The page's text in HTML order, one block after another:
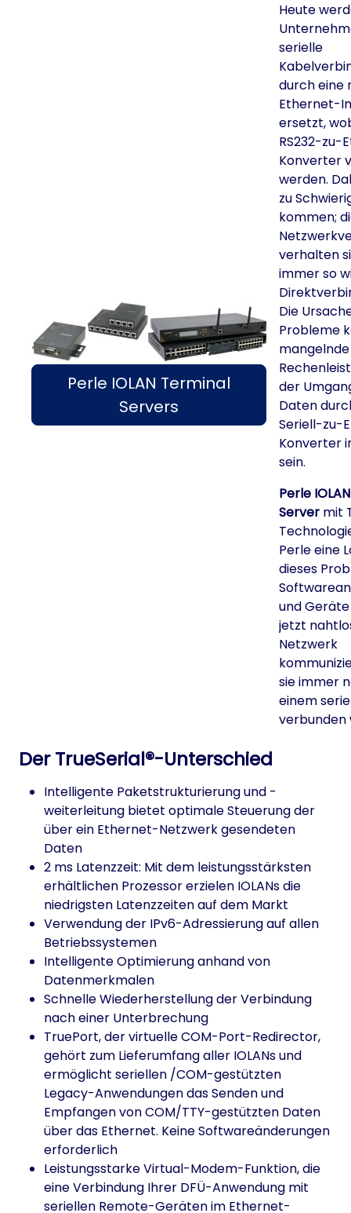
Heute
serielle
durch eine
Ethernet-
ersetzt,
RS232-zu-
Konverter
werden.
zu
kommen;
verhalten
immer so
Die
Probleme
mangelnde
der
Daten
Seriell-zu-
Konverter
sein.
Perle
Server mit
Perle eine
dieses
und
jetzt
Netzwerk
sie immer
einem
verbunden
Perle IOLAN Terminal
Servers
Der TrueSerial®-Unterschied
Intelligente Paketstrukturierung und -
weiterleitung bietet optimale Steuerung der
über ein Ethernet-Netzwerk gesendeten
Daten
2 ms Latenzzeit: Mit dem leistungsstärksten
erhältlichen Prozessor erzielen IOLANs die
niedrigsten Latenzzeiten auf dem Markt
Verwendung der IPv6-Adressierung auf allen
Betriebssystemen
Intelligente Optimierung anhand von
Datenmerkmalen
Schnelle Wiederherstellung der Verbindung
nach einer Unterbrechung
TruePort, der virtuelle COM-Port-Redirector,
gehört zum Lieferumfang aller IOLANs und
ermöglicht seriellen /COM-gestützten
Legacy-Anwendungen das Senden und
Empfangen von COM/TTY-gestützten Daten
über das Ethernet. Keine Softwareänderungen
erforderlich
Leistungsstarke Virtual-Modem-Funktion, die
eine Verbindung Ihrer DFÜ-Anwendung mit
seriellen Remote-Geräten im Ethernet-